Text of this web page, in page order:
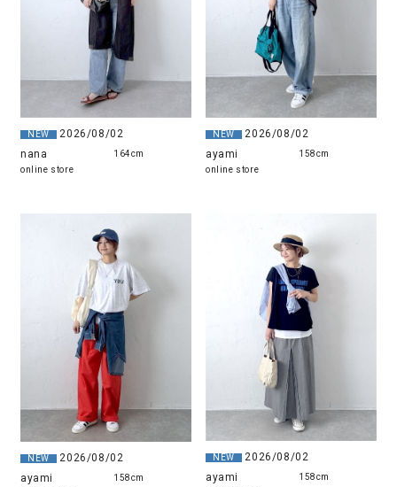
NEW
2026/08/02
nana
online store
164cm
NEW
2026/08/02
ayami
online store
158cm
NEW
2026/08/02
ayami
158cm
NEW
2026/08/02
ayami
158cm